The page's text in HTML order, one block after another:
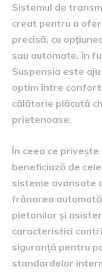
Sistemul de
creat pentru a
precisă, cu
sau automate, în
Suspensia este
optim între
călătorie plăcută
prietenoase.
În ceea ce
beneficiază de
sisteme avansate
frânarea
pietonilor și
caracteristici
siguranță pentru
standardelor